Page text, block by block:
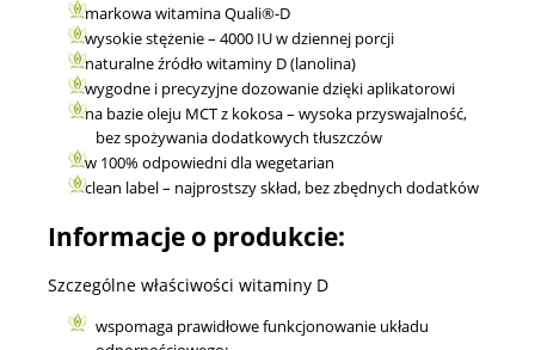
markowa witamina Quali®-D
wysokie stężenie – 4000 IU w dziennej porcji
naturalne źródło witaminy D (lanolina)
wygodne i precyzyjne dozowanie dzięki aplikatorowi
na bazie oleju MCT z kokosa – wysoka przyswajalność,
bez spożywania dodatkowych tłuszczów
w 100% odpowiedni dla wegetarian
clean label – najprostszy skład, bez zbędnych dodatków
Informacje o produkcie:
Szczególne właściwości witaminy D
wspomaga prawidłowe funkcjonowanie układu